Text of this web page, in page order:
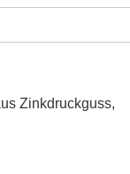
Zinkdruckguss,